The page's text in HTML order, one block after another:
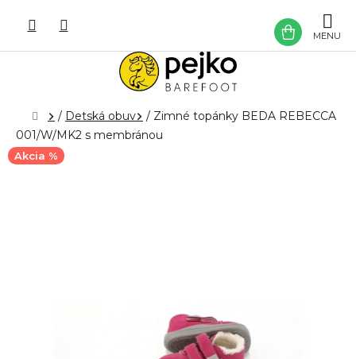
obsah
Domov
/ Detská obuv / Zimné topánky BEDA REBECCA
001/W/MK2 s membránou
Akcia %